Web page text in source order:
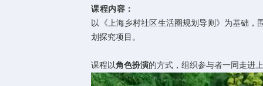
课程内容：
以《上海乡村社区生活圈规划导则》为基础，
划探究项目。
课程以角色扮演的方式，组织参与者一同走进